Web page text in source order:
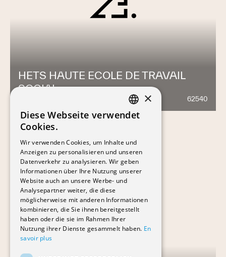
HETS HAUTE ECOLE DE TRAVAIL
SOCIAL
62540
FRENCH
×
Diese Webseite verwendet
Cookies.
Wir verwenden Cookies, um Inhalte und
Anzeigen zu personalisieren und unseren
Datenverkehr zu analysieren. Wir geben
Informationen über Ihre Nutzung unserer
Website auch an unsere Werbe- und
Analysepartner weiter, die diese
möglicherweise mit anderen Informationen
kombinieren, die Sie ihnen bereitgestellt
haben oder die sie im Rahmen Ihrer
Nutzung ihrer Dienste gesammelt haben. En
savoir plus